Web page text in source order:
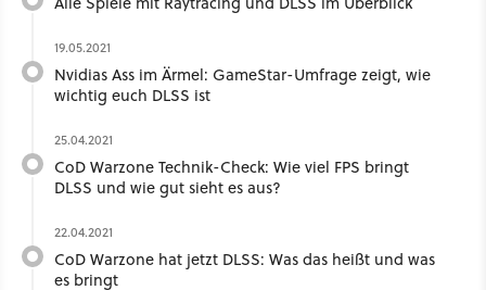
19.05.2021
Nvidias Ass im Ärmel: GameStar-Umfrage zeigt, wie
wichtig euch DLSS ist
25.04.2021
CoD Warzone Technik-Check: Wie viel FPS bringt
DLSS und wie gut sieht es aus?
22.04.2021
CoD Warzone hat jetzt DLSS: Was das heißt und was
es bringt